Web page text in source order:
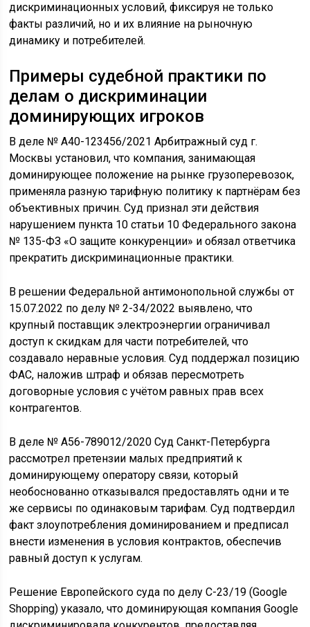
дискриминационных условий, фиксируя не только
факты различий, но и их влияние на рыночную
динамику и потребителей.
Примеры судебной практики по
делам о дискриминации
доминирующих игроков
В деле № А40-123456/2021 Арбитражный суд г.
Москвы установил, что компания, занимающая
доминирующее положение на рынке грузоперевозок,
применяла разную тарифную политику к партнёрам без
объективных причин. Суд признал эти действия
нарушением пункта 10 статьи 10 Федерального закона
№ 135-ФЗ «О защите конкуренции» и обязал ответчика
прекратить дискриминационные практики.
В решении Федеральной антимонопольной службы от
15.07.2022 по делу № 2-34/2022 выявлено, что
крупный поставщик электроэнергии ограничивал
доступ к скидкам для части потребителей, что
создавало неравные условия. Суд поддержал позицию
ФАС, наложив штраф и обязав пересмотреть
договорные условия с учётом равных прав всех
контрагентов.
В деле № А56-789012/2020 Суд Санкт-Петербурга
рассмотрел претензии малых предприятий к
доминирующему оператору связи, который
необоснованно отказывался предоставлять одни и те
же сервисы по одинаковым тарифам. Суд подтвердил
факт злоупотребления доминированием и предписал
внести изменения в условия контрактов, обеспечив
равный доступ к услугам.
Решение Европейского суда по делу C-23/19 (Google
Shopping) указало, что доминирующая компания Google